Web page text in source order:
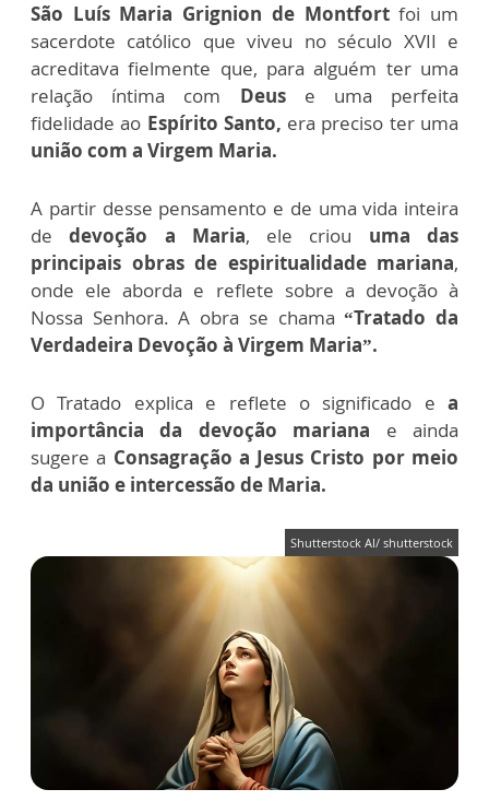
São Luís Maria Grignion de Montfortfoi um
sacerdote católico que viveu no século XVII e
acreditava fielmente que, para alguém ter uma
relação íntima com Deuse uma perfeita
fidelidade ao Espírito Santo, era preciso ter uma
união com a Virgem Maria.
A partir desse pensamento e de uma vida inteira
de devoção a Maria, ele criou uma das
principais obras de espiritualidade mariana,
onde ele aborda e reflete sobre a devoção à
Nossa Senhora. A obra se chama “Tratado da
Verdadeira Devoção à Virgem Maria”.
O Tratado explica e reflete o significado e a
importância da devoção mariana e ainda
sugere a Consagração a Jesus Cristo por meio
da união e intercessão de Maria.
Shutterstock AI/ shutterstock